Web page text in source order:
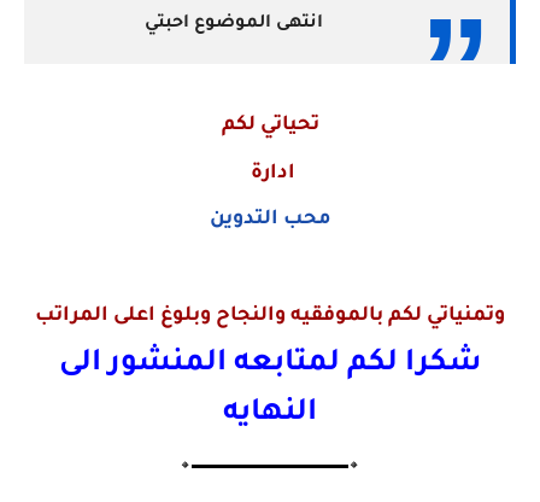
انتهى الموضوع احبتي
تحياتي لكم
ادارة
محب التدوين
وتمنياتي لكم بالموفقيه والنجاح وبلوغ اعلى المراتب
شكرا لكم لمتابعه المنشور الى
النهايه
🔸▬▬▬▬▬▬▬▬▬▬▬▬▬🔸